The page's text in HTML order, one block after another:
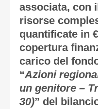
associata, con
risorse
quantificate in
copertura
carico del
“Azioni
un genitore –
30)” del